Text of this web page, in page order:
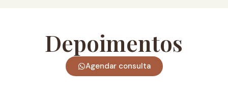
Depoimentos
Agendar consulta